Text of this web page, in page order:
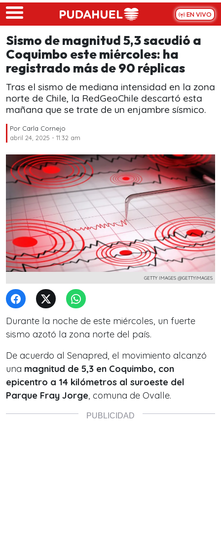
Skip to main content
EN VIVO
Sismo de magnitud 5,3 sacudió a
Coquimbo este miércoles: ha
registrado más de 90 réplicas
Tras el sismo de mediana intensidad en la zona
norte de Chile, la RedGeoChile descartó esta
mañana que se trate de un enjambre sísmico.
Por Carla Cornejo
abril 24, 2025 - 11:32 am
GETTY IMAGES @GETTYIMAGES
Durante la noche de este miércoles, un fuerte
sismo azotó la zona norte del país.
De acuerdo al Senapred, el movimiento alcanzó
una magnitud de 5,3 en Coquimbo, con
epicentro a 14 kilómetros al suroeste del
Parque Fray Jorge, comuna de Ovalle.